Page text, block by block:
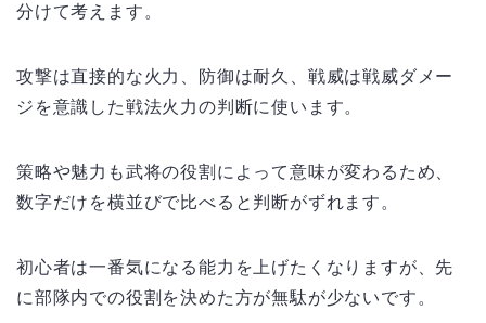
分けて考えます。
攻撃は直接的な火力、防御は耐久、戦威は戦威ダメー
ジを意識した戦法火力の判断に使います。
策略や魅力も武将の役割によって意味が変わるため、
数字だけを横並びで比べると判断がずれます。
初心者は一番気になる能力を上げたくなりますが、先
に部隊内での役割を決めた方が無駄が少ないです。